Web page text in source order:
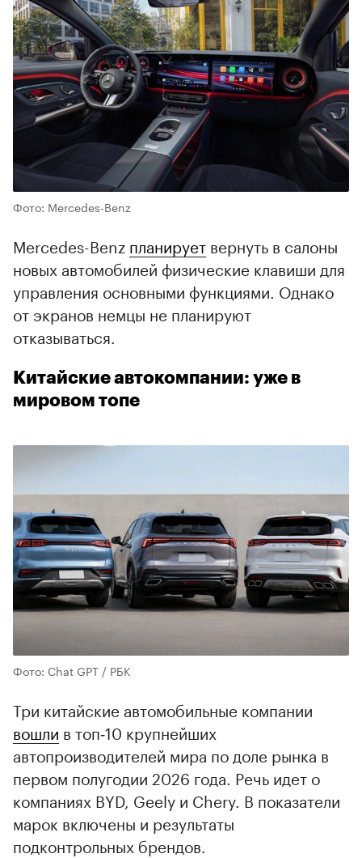
Фото: Mercedes-Benz
Mercedes-Benz планирует вернуть в салоны
новых автомобилей физические клавиши для
управления основными функциями. Однако
от экранов немцы не планируют
отказываться.
Китайские автокомпании: уже в
мировом топе
Фото: Chat GPT / РБК
Три китайские автомобильные компании
вошли в топ‑10 крупнейших
автопроизводителей мира по доле рынка в
первом полугодии 2026 года. Речь идет о
компаниях BYD, Geely и Chery. В показатели
марок включены и результаты
подконтрольных брендов.